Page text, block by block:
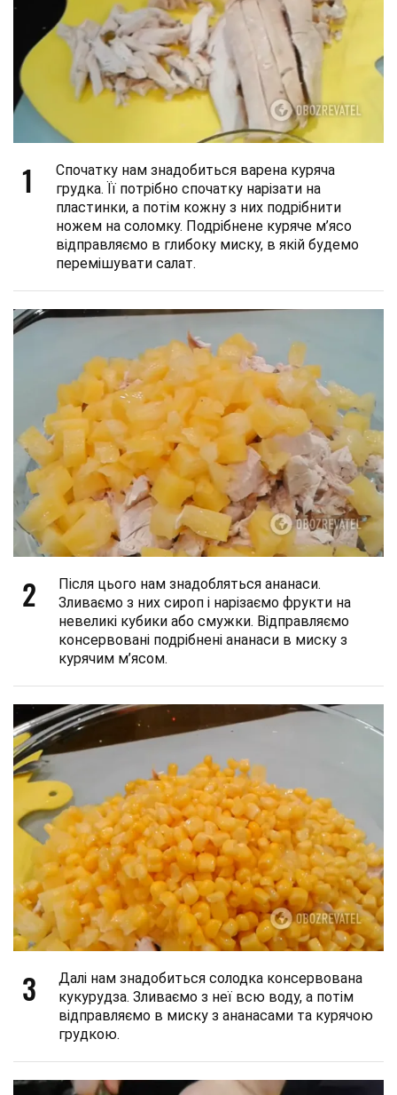
1
Спочатку нам знадобиться варена куряча
грудка. Її потрібно спочатку нарізати на
пластинки, а потім кожну з них подрібнити
ножем на соломку. Подрібнене куряче м’ясо
відправляємо в глибоку миску, в якій будемо
перемішувати салат.
2
Після цього нам знадобляться ананаси.
Зливаємо з них сироп і нарізаємо фрукти на
невеликі кубики або смужки. Відправляємо
консервовані подрібнені ананаси в миску з
курячим м’ясом.
3
Далі нам знадобиться солодка консервована
кукурудза. Зливаємо з неї всю воду, а потім
відправляємо в миску з ананасами та курячою
грудкою.